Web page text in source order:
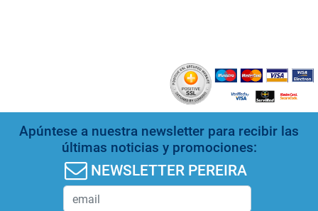
Apúntese a nuestra newsletter para recibir las
últimas noticias y promociones:
NEWSLETTER PEREIRA